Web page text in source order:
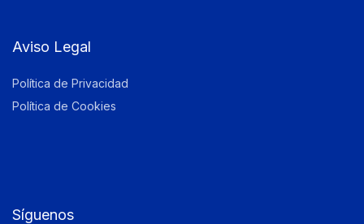
Aviso Legal
Política de Privacidad
Política de Cookies
Síguenos